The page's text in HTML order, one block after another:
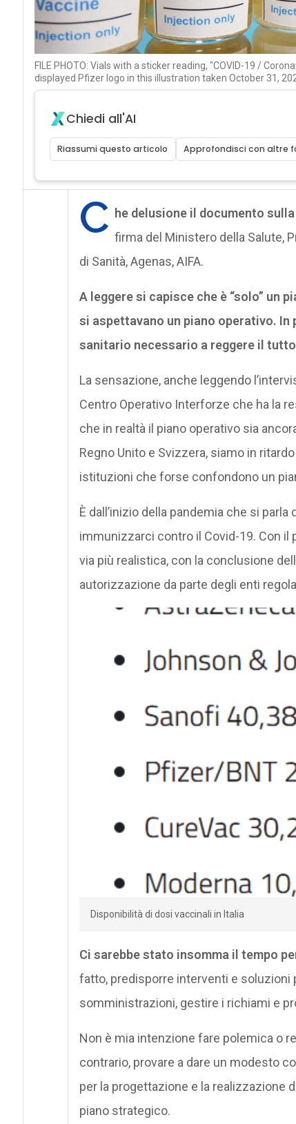
FILE PHOTO: Vials with a sticker reading, "COVID-19 /
displayed Pfizer logo in this illustration taken October 31,
Chiedi all'AI
Riassumi questo articolo Approfondisci con altre
C he delusione il documento
firma del Ministero della Salute,
di Sanità, Agenas, AIFA.
A leggere si capisce che è “solo” un
si aspettavano un piano operativo.
sanitario necessario a reggere il
La sensazione, anche leggendo
Centro Operativo Interforze che ha la
che in realtà il piano operativo sia
Regno Unito e Svizzera, siamo in
istituzioni che forse confondono un
È dall’inizio della pandemia che si
immunizzarci contro il Covid-19. Con
via più realistica, con la conclusione
autorizzazione da parte degli enti
Disponibilità di dosi vaccinali in Italia
Ci sarebbe stato insomma il tempo
fatto, predisporre interventi e soluzioni
somministrazioni, gestire i richiami e
Non è mia intenzione fare polemica o
contrario, provare a dare un modesto
per la progettazione e la realizzazione
piano strategico.